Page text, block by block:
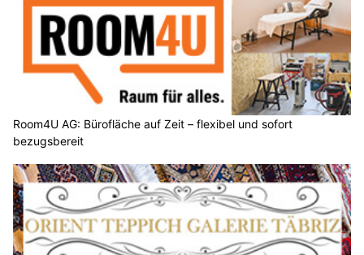
Room4U AG: Bürofläche auf Zeit – flexibel und sofort
bezugsbereit